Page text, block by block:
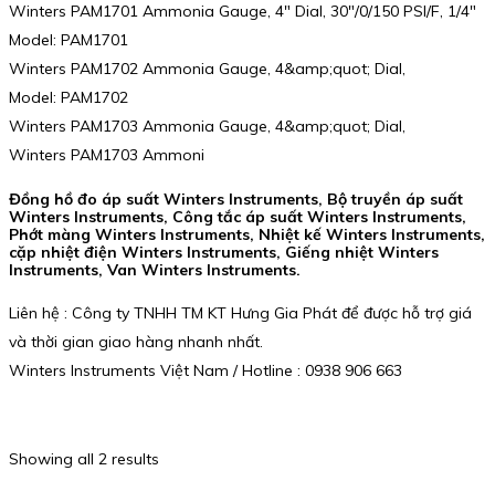
Winters PAM1701 Ammonia Gauge, 4″ Dial, 30″/0/150 PSI/F, 1/4″
Model: PAM1701
Winters PAM1702 Ammonia Gauge, 4&amp;quot; Dial,
Model: PAM1702
Winters PAM1703 Ammonia Gauge, 4&amp;quot; Dial,
Winters PAM1703 Ammoni
Đồng hồ đo áp suất Winters Instruments, Bộ truyền áp suất
Winters Instruments, Công tắc áp suất Winters Instruments,
Phớt màng Winters Instruments, Nhiệt kế Winters Instruments,
cặp nhiệt điện Winters Instruments, Giếng nhiệt Winters
Instruments, Van Winters Instruments.
Liên hệ : Công ty TNHH TM KT Hưng Gia Phát để được hỗ trợ giá
và thời gian giao hàng nhanh nhất.
Winters Instruments Việt Nam / Hotline : 0938 906 663
Showing all 2 results